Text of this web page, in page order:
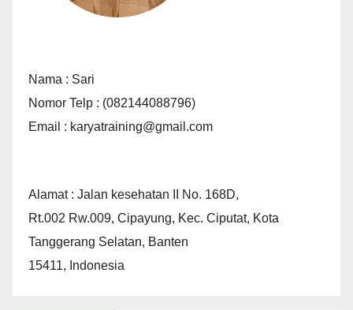
Nama : Sari
Nomor Telp : (082144088796)
Email : karyatraining@gmail.com
Alamat : Jalan kesehatan II No. 168D,
Rt.002 Rw.009, Cipayung, Kec. Ciputat, Kota
Tanggerang Selatan, Banten
15411, Indonesia